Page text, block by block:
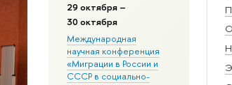
29 октября –
30 октября
Международная
научная конференция
«Миграции в Росcии и
СССР в социально-